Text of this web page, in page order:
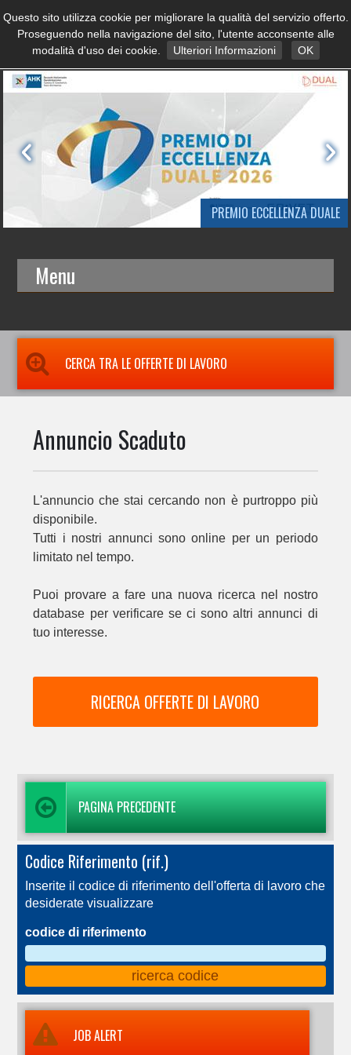
PREMIO ECCELLENZA DUALE
Menu
CERCA TRA LE OFFERTE DI LAVORO
Annuncio Scaduto
L'annuncio che stai cercando non è purtroppo più
disponibile.
Tutti i nostri annunci sono online per un periodo
limitato nel tempo.
Puoi provare a fare una nuova ricerca nel nostro
database per verificare se ci sono altri annunci di
tuo interesse.
RICERCA OFFERTE DI LAVORO
PAGINA PRECEDENTE
Codice Riferimento (rif.)
Inserite il codice di riferimento dell'offerta di lavoro che
desiderate visualizzare
codice di riferimento
JOB ALERT
Questo sito utilizza cookie per migliorare la qualità del servizio offerto.
Proseguendo nella navigazione del sito, l'utente acconsente alle
modalità d'uso dei cookie.
Ulteriori Informazioni OK